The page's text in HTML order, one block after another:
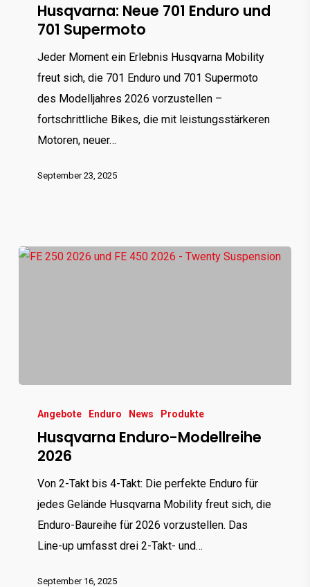
Enduro
Supermoto
Husqvarna: Neue 701 Enduro und
701 Supermoto
Jeder Moment ein Erlebnis Husqvarna Mobility
freut sich, die 701 Enduro und 701 Supermoto
des Modelljahres 2026 vorzustellen –
fortschrittliche Bikes, die mit leistungsstärkeren
Motoren, neuer…
September 23, 2025
Enduro-
Modellreihe
2026
Angebote Enduro News Produkte
Husqvarna Enduro-Modellreihe
2026
Von 2-Takt bis 4-Takt: Die perfekte Enduro für
jedes Gelände Husqvarna Mobility freut sich, die
Enduro-Baureihe für 2026 vorzustellen. Das
Line-up umfasst drei 2-Takt- und…
September 16, 2025